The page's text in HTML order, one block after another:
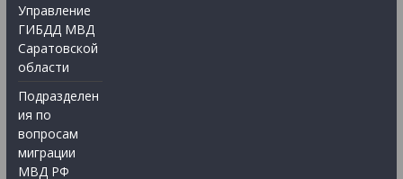
Управление
ГИБДД МВД
Саратовской
области
Подразделен
ия по
вопросам
миграции
МВД РФ